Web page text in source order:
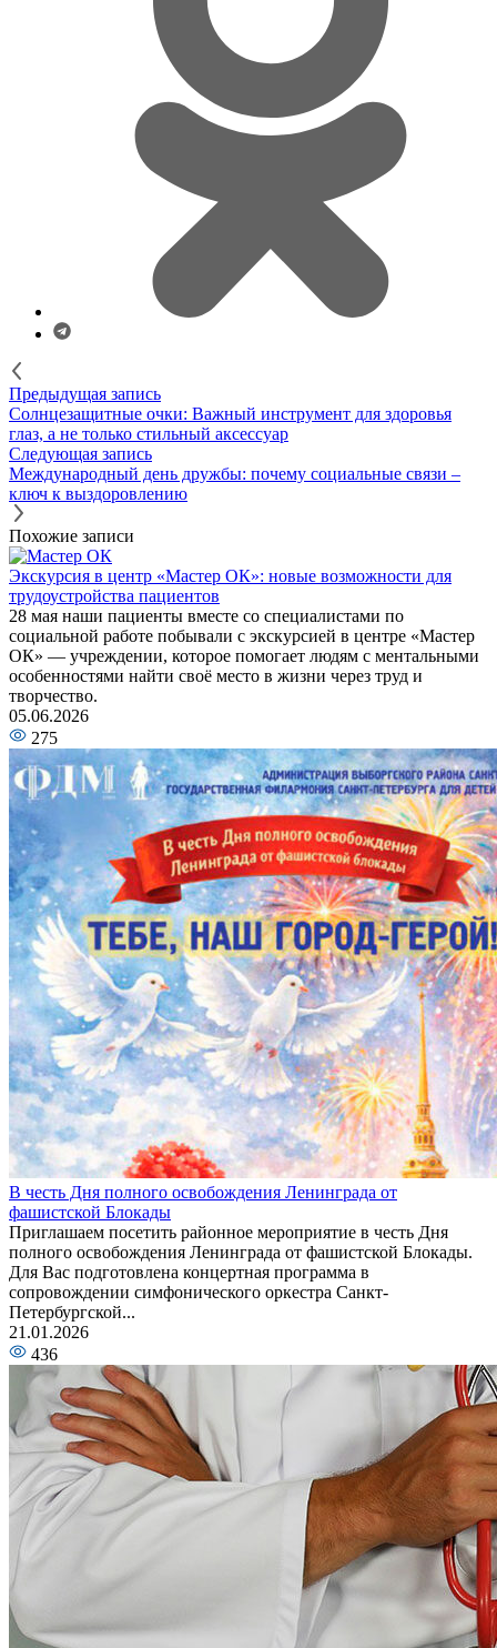
Предыдущая запись
Солнцезащитные очки: Важный инструмент для здоровья
глаз, а не только стильный аксессуар
Следующая запись
Международный день дружбы: почему социальные связи –
ключ к выздоровлению
Похожие записи
Экскурсия в центр «Мастер ОК»: новые возможности для
трудоустройства пациентов
28 мая наши пациенты вместе со специалистами по
социальной работе побывали с экскурсией в центре «Мастер
ОК» — учреждении, которое помогает людям с ментальными
особенностями найти своё место в жизни через труд и
творчество.
05.06.2026
275
В честь Дня полного освобождения Ленинграда от
фашистской Блокады
Приглашаем посетить районное мероприятие в честь Дня
полного освобождения Ленинграда от фашистской Блокады.
Для Вас подготовлена концертная программа в
сопровождении симфонического оркестра Санкт-
Петербургской...
21.01.2026
436